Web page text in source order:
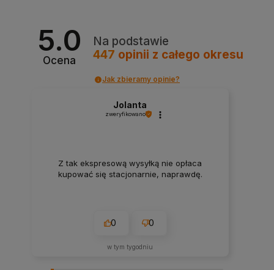
5.0
Ocena
Na podstawie
447 opinii z całego okresu
Jak zbieramy opinie?
Jolanta
zweryfikowano
Z tak ekspresową wysyłką nie opłaca
kupować się stacjonarnie, naprawdę.
0 0
w tym tygodniu